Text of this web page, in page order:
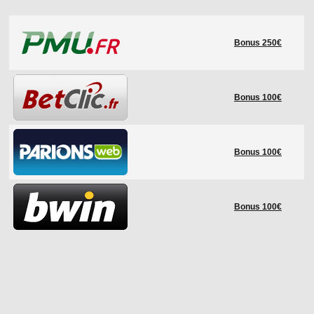
LES STADES
HISTORIQUE
COUPE DES CONFÉDÉRATIONS
Bonus 250€
Bonus 100€
Bonus 100€
Bonus 100€